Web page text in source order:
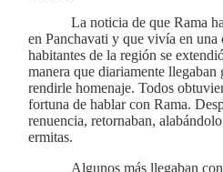
La noticia de que Rama
en Panchavati y que vivía en una
habitantes de la región se
manera que diariamente llegaban
rendirle homenaje. Todos
fortuna de hablar con Rama.
renuencia, retornaban,
ermitas.
Algunos más llegaban